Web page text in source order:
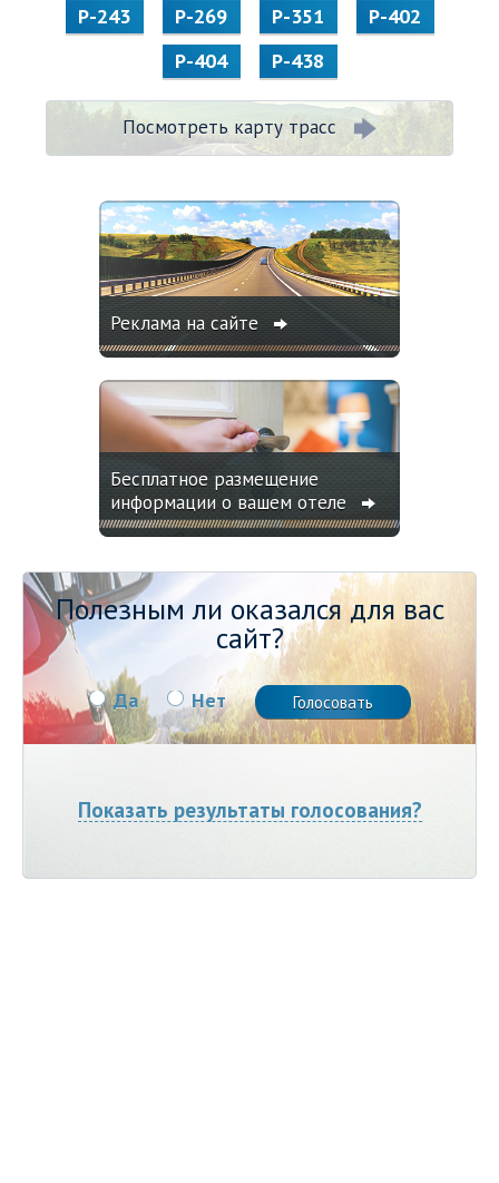
Р-243
Р-269 Р-351
Р-402
Р-404
Р-438
Посмотреть карту трасс
Реклама на сайте
Бесплатное размещение
информации о вашем отеле
Полезным ли оказался для вас
сайт?
Да Нет
Показать результаты голосования?